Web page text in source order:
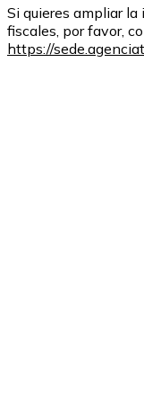
Si quieres ampliar
fiscales, por favor,
https://